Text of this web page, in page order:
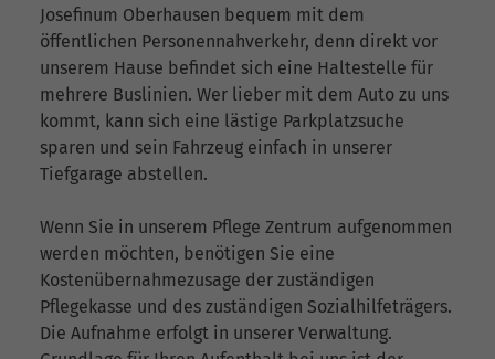
Josefinum Oberhausen bequem mit dem
öffentlichen Personennahverkehr, denn direkt vor
unserem Hause befindet sich eine Haltestelle für
mehrere Buslinien. Wer lieber mit dem Auto zu uns
kommt, kann sich eine lästige Parkplatzsuche
sparen und sein Fahrzeug einfach in unserer
Tiefgarage abstellen.
Wenn Sie in unserem Pflege Zentrum aufgenommen
werden möchten, benötigen Sie eine
Kostenübernahmezusage der zuständigen
Pflegekasse und des zuständigen Sozialhilfeträgers.
Die Aufnahme erfolgt in unserer Verwaltung.